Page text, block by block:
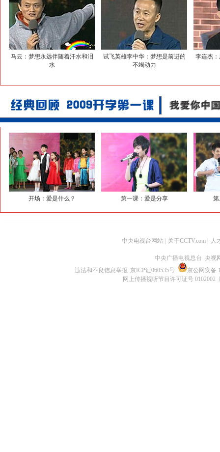
马云：梦想永远伴随着汗水和泪
水
试飞英雄李中华：梦想是前进的
不竭动力
李连杰
开场：爱是什么？ 第一课：爱是分享
中央电视台网站 关于CCTV.com 人
中央广播电视总台 央视
违法和不良信息举报 京ICP证060535号
京公网安备
网上传播视听节目许可证号 0102002